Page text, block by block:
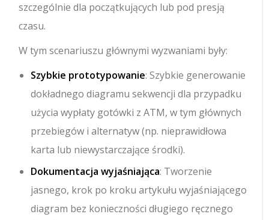
szczególnie dla początkujących lub pod presją
czasu.
W tym scenariuszu głównymi wyzwaniami były:
Szybkie prototypowanie: Szybkie generowanie
dokładnego diagramu sekwencji dla przypadku
użycia wypłaty gotówki z ATM, w tym głównych
przebiegów i alternatyw (np. nieprawidłowa
karta lub niewystarczające środki).
Dokumentacja wyjaśniająca: Tworzenie
jasnego, krok po kroku artykułu wyjaśniającego
diagram bez konieczności długiego ręcznego